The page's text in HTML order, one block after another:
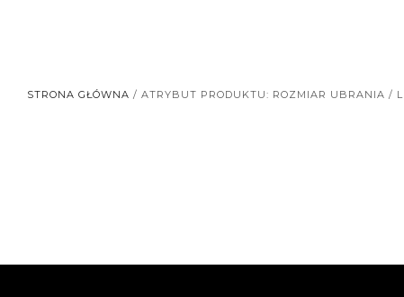
STRONA GŁÓWNA / ATRYBUT PRODUKTU: ROZMIAR UBRANIA / L